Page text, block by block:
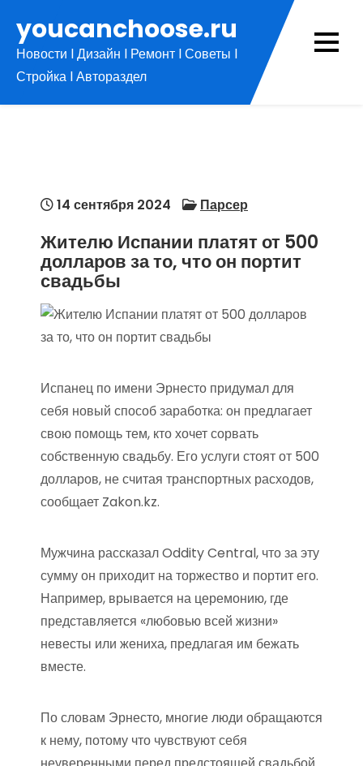
содержимому
youcanchoose.ru
Новости l Дизайн l Ремонт l Советы l
Стройка l Автораздел
14 сентября 2024 Парсер
Жителю Испании платят от 500
долларов за то, что он портит
свадьбы
Испанец по имени Эрнесто придумал для
себя новый способ заработка: он предлагает
свою помощь тем, кто хочет сорвать
собственную свадьбу. Его услуги стоят от 500
долларов, не считая транспортных расходов,
сообщает Zakon.kz.
Мужчина рассказал Oddity Central, что за эту
сумму он приходит на торжество и портит его.
Например, врывается на церемонию, где
представляется «любовью всей жизни»
невесты или жениха, предлагая им бежать
вместе.
По словам Эрнесто, многие люди обращаются
к нему, потому что чувствуют себя